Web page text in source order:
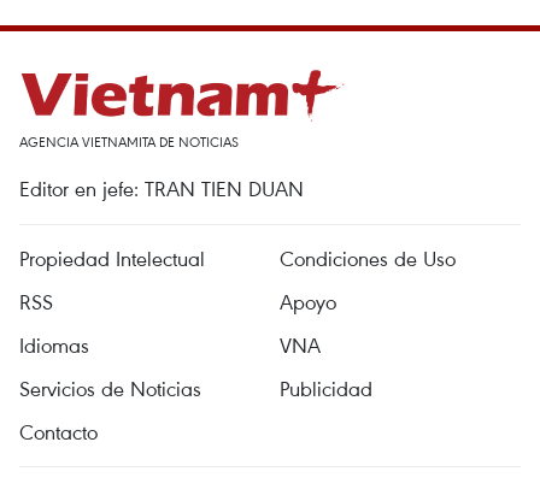
AGENCIA VIETNAMITA DE NOTICIAS
Editor en jefe: TRAN TIEN DUAN
Propiedad Intelectual
Condiciones de Uso
RSS
Apoyo
Idiomas
VNA
Servicios de Noticias
Publicidad
Contacto